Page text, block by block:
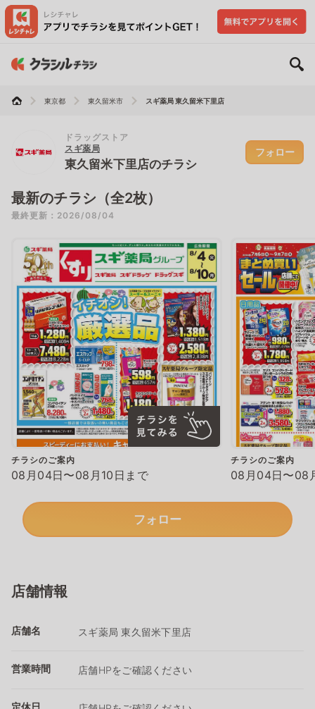
東京都 東久留米市 スギ薬局 東久留米下里店
ドラッグストア
スギ薬局
東久留米下里店のチラシ
フォロー
最新のチラシ（全2枚）
最終更新：2026/08/04
チラシのご案内
08月04日〜08月10日まで
チラシのご案内
08月04日〜08
フォロー
店舗情報
店舗名 スギ薬局 東久留米下里店
営業時間 店舗HPをご確認ください
定休日